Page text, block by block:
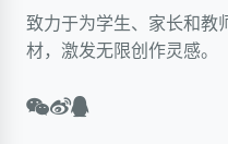
致力于为学生、家长和教
材，激发无限创作灵感。